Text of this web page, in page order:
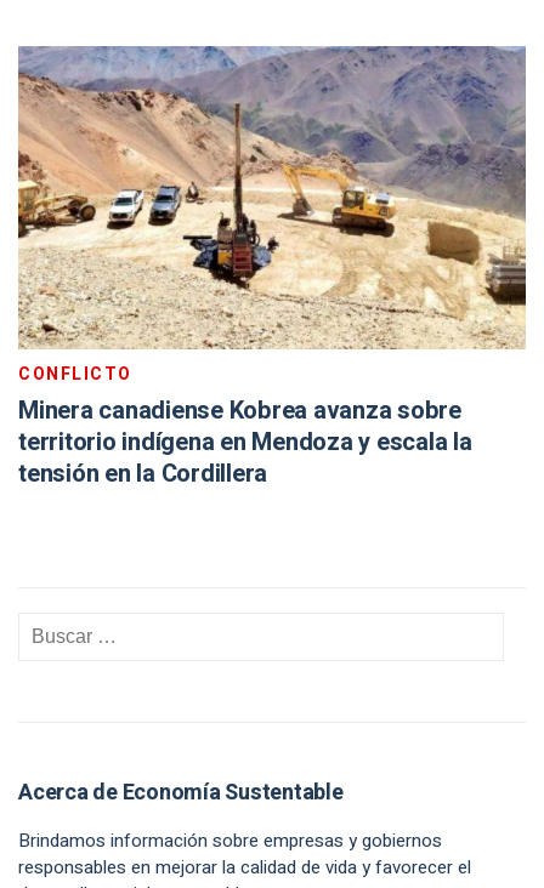
CONFLICTO
Minera canadiense Kobrea avanza sobre
territorio indígena en Mendoza y escala la
tensión en la Cordillera
Acerca de Economía Sustentable
Brindamos información sobre empresas y gobiernos
responsables en mejorar la calidad de vida y favorecer el